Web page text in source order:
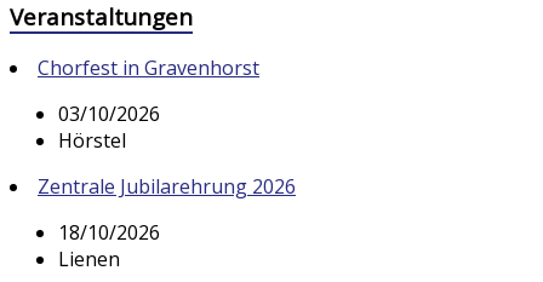
Veranstaltungen
Chorfest in Gravenhorst
03/10/2026
Hörstel
Zentrale Jubilarehrung 2026
18/10/2026
Lienen